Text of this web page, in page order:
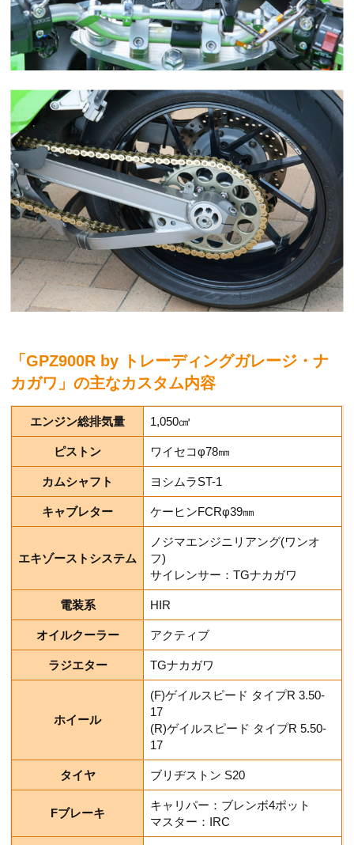
「GPZ900R by トレーディングガレージ・ナ
カガワ」の主なカスタム内容
エンジン総排気量 1,050㎤
ピストン ワイセコφ78㎜
カムシャフト ヨシムラST-1
キャブレター ケーヒンFCRφ39㎜
エキゾーストシステム
ノジマエンジニリアング(ワンオ
フ)
サイレンサー：TGナカガワ
電装系 HIR
オイルクーラー アクティブ
ラジエター TGナカガワ
ホイール
(F)ゲイルスピード タイプR 3.50-
17
(R)ゲイルスピード タイプR 5.50-
17
タイヤ ブリヂストン S20
Fブレーキ
キャリパー：ブレンボ4ポット
マスター：IRC